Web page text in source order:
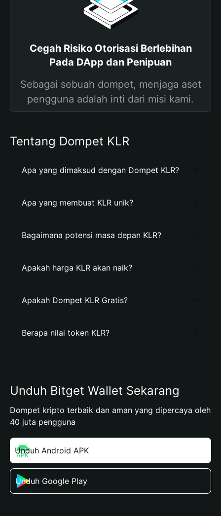
Cegah Risiko Otorisasi Berlebihan
Pada DApp dan Penipuan
Sebagai sebuah dompet, menjaga aset
pengguna adalah inti dari misi kami.
Tentang Dompet KLR
Apa yang dimaksud dengan Dompet KLR?
Apa yang membuat KLR unik?
Bagaimana potensi masa depan KLR?
Apakah harga KLR akan naik?
Apakah Dompet KLR Gratis?
Berapa nilai token KLR?
Unduh Bitget Wallet Sekarang
Dompet kripto terbaik dan aman yang dipercaya oleh
40 juta pengguna
Unduh Android APK
Unduh Google Play